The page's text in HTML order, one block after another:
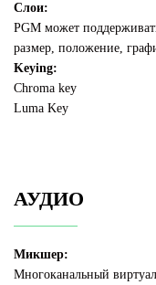
Слои:
PGM может
размер, положение,
Keying:
Chroma key
Luma Key
АУДИО
Микшер:
Многоканальный